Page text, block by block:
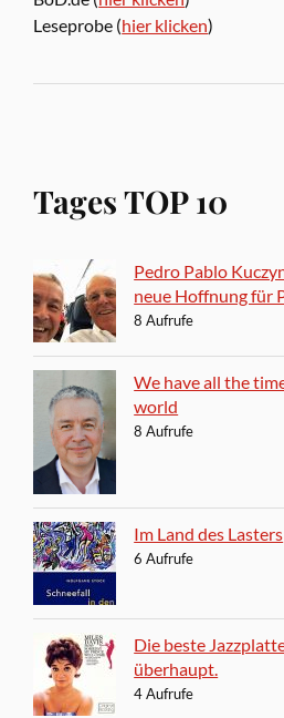
Leseprobe (hier klicken)
Tages TOP 10
Pedro Pablo
neue Hoffnung für
8 Aufrufe
We have all the
world
8 Aufrufe
Im Land des Lasters
6 Aufrufe
Die beste
überhaupt.
4 Aufrufe